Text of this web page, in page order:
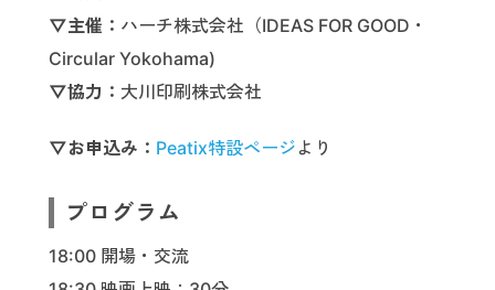
▽主催： ハーチ株式会社（IDEAS FOR GOOD・
Circular Yokohama)
▽協力： 大川印刷株式会社
▽お申込み： Peatix特設ページより
プログラム
18:00 開場・交流